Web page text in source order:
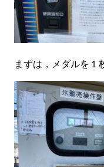
まずは，メダルを１